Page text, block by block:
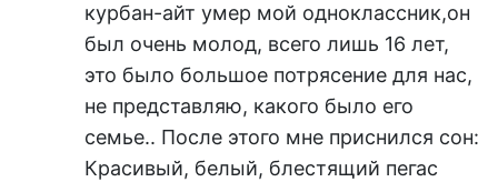
курбан-айт умер мой одноклассник,он
был очень молод, всего лишь 16 лет,
это было большое потрясение для нас,
не представляю, какого было его
семье.. После этого мне приснился сон:
Красивый, белый, блестящий пегас